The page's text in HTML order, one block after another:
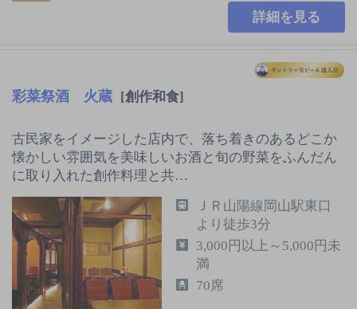
詳細を見る
彩菜祭酒 火蔵 [創作和食]
古民家をイメージした店内で、落ち着きのあるどこか
懐かしい雰囲気を美味しいお酒と旬の野菜をふんだん
に取り入れた創作料理と共…
ＪＲ山陽線岡山駅東口
より徒歩3分
3,000円以上～5,000円未
満
70席